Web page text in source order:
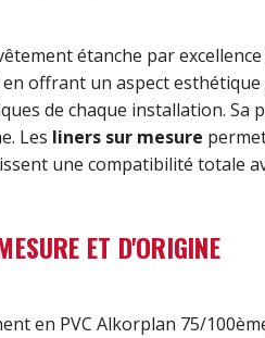
étanche par
offrant un aspect
de chaque installation.
Les liners sur mesure
une compatibilité totale
ET D'ORIGINE
en PVC Alkorplan 75/